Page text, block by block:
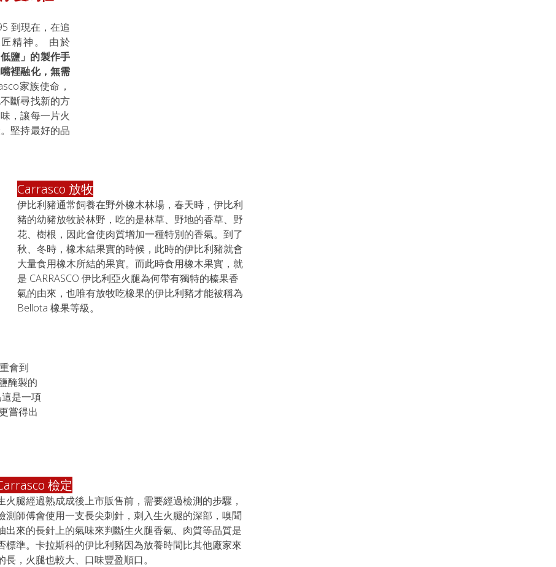
到現在，在追
精神。 由於
鹽」的製作手
裡融化，無需
家族使命，
斷尋找新的方
，讓每一片火
堅持最好的品
Carrasco 放牧
伊比利豬通常飼養在野外橡木林場，春天時，伊比利
豬的幼豬放牧於林野，吃的是林草、野地的香草、野
花、樹根，因此會使肉質增加一種特別的香氣。到了
秋、冬時，橡木結果實的時候，此時的伊比利豬就會
大量食用橡木所結的果實。而此時食用橡木果實，就
是 CARRASCO 伊比利亞火腿為何帶有獨特的榛果香
氣的由來，也唯有放牧吃橡果的伊比利豬才能被稱為
Bellota 橡果等級。
會到
醃製的
是一項
嘗得出
檢定
火腿經過熟成成後上市販售前，需要經過檢測的步驟，
測師傅會使用一支長尖刺針，刺入生火腿的深部，嗅聞
出來的長針上的氣味來判斷生火腿香氣、肉質等品質是
標準。卡拉斯科的伊比利豬因為放養時間比其他廠家來
長，火腿也較大、口味豐盈順口。